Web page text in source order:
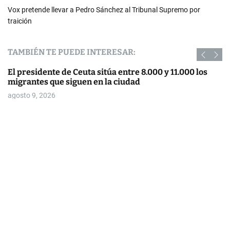
Vox pretende llevar a Pedro Sánchez al Tribunal Supremo por
traición
TAMBIÉN TE PUEDE INTERESAR:
El presidente de Ceuta sitúa entre 8.000 y 11.000 los
migrantes que siguen en la ciudad
agosto 9, 2026